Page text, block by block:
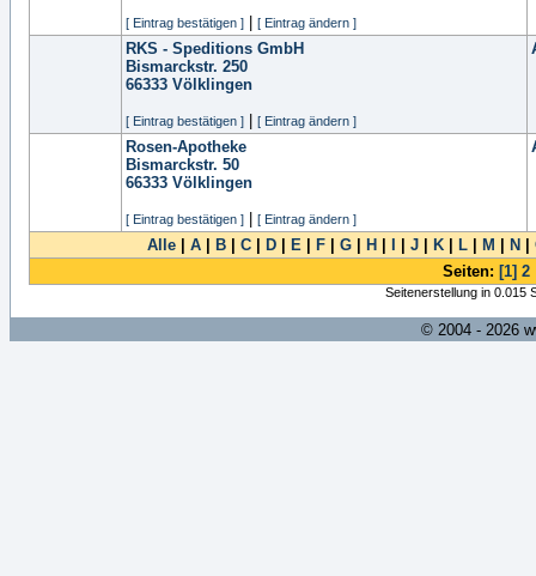
[ Eintrag bestätigen ] [ Eintrag ändern ]
RKS - Speditions GmbH
Bismarckstr. 250
66333 Völklingen
[ Eintrag bestätigen ] [ Eintrag ändern ]
Rosen-Apotheke
Bismarckstr. 50
66333 Völklingen
[ Eintrag bestätigen ] [ Eintrag ändern ]
Alle A B C D E F G H J K L M N
Seiten: [1] 2
Seitenerstellung in 0.015
© 2004 - 2026